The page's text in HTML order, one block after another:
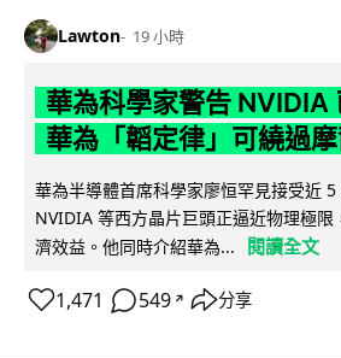
Lawton 19 小時
華為科學家警告 NVIDIA
華為「韜定律」可繞過
華為半導體首席科學家廖恒罕見接受近
NVIDIA 等西方晶片巨頭正逼近物理極
濟效益。他同時介紹華為...
閱讀全文
1,471 549 ↗ 分享